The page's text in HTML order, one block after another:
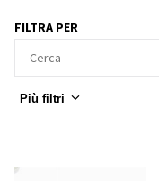
FILTRA PER
Più filtri